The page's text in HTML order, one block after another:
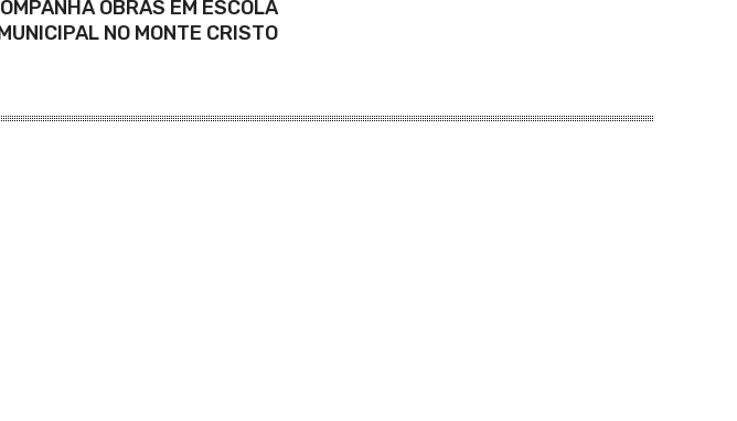
OBRAS EM ESCOLA
NO MONTE CRISTO